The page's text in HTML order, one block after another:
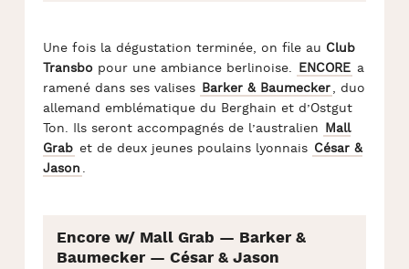
Une fois la dégustation terminée, on file au Club
Transbopour une ambiance berlinoise. ENCORE a
ramené dans ses valises Barker & Baumecker, duo
allemand emblématique du Berghain et d’Ostgut
Ton. Ils seront accompagnés de l’australien Mall
Grab et de deux jeunes poulains lyonnais César &
Jason .
Encore w/ Mall Grab — Barker &
Baumecker — César & Jason